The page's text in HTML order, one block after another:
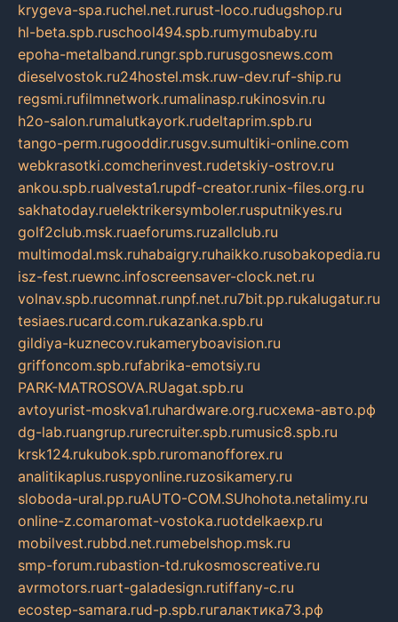
krygeva-spa.ruchel.net.rurust-loco.rudugshop.ru
hl-beta.spb.ruschool494.spb.rumymubaby.ru
epoha-metalband.rungr.spb.rurusgosnews.com
dieselvostok.ru24hostel.msk.ruw-dev.ruf-ship.ru
regsmi.rufilmnetwork.rumalinasp.rukinosvin.ru
h2o-salon.rumalutkayork.rudeltaprim.spb.ru
tango-perm.rugooddir.rusgv.sumultiki-online.com
webkrasotki.comcherinvest.rudetskiy-ostrov.ru
ankou.spb.rualvesta1.rupdf-creator.runix-files.org.ru
sakhatoday.ruelektrikersymboler.rusputnikyes.ru
golf2club.msk.ruaeforums.ruzallclub.ru
multimodal.msk.ruhabaigry.ruhaikko.rusobakopedia.ru
isz-fest.ruewnc.infoscreensaver-clock.net.ru
volnav.spb.rucomnat.runpf.net.ru7bit.pp.rukalugatur.ru
tesiaes.rucard.com.rukazanka.spb.ru
gildiya-kuznecov.rukameryboavision.ru
griffoncom.spb.rufabrika-emotsiy.ru
PARK-MATROSOVA.RUagat.spb.ru
avtoyurist-moskva1.ruhardware.org.ruсхема-авто.рф
dg-lab.ruangrup.rurecruiter.spb.rumusic8.spb.ru
krsk124.rukubok.spb.ruromanofforex.ru
analitikaplus.ruspyonline.ruzosikamery.ru
sloboda-ural.pp.ruAUTO-COM.SUhohota.netalimy.ru
online-z.comaromat-vostoka.ruotdelkaexp.ru
mobilvest.rubbd.net.rumebelshop.msk.ru
smp-forum.rubastion-td.rukosmoscreative.ru
avrmotors.ruart-galadesign.rutiffany-c.ru
ecostep-samara.rud-p.spb.ruгалактика73.рф